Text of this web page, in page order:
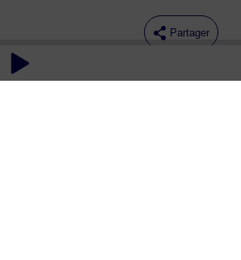
Partager
Commentaires